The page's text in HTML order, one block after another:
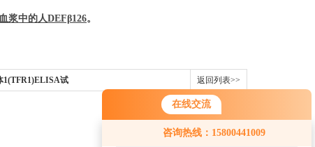
在线交流
咨询热线：15800441009
您好！欢迎前来咨询，很高兴为您
服务，请问您要咨询什么问题呢？
浆中的人DEFβ126。
1(TFR1)ELISA试 返回列表>>